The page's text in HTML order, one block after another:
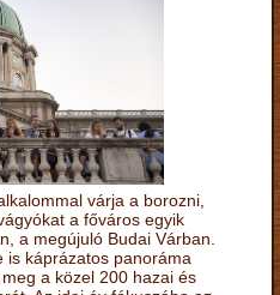
várja a borozni,
a főváros egyik
a megújuló Budai Várban.
is káprázatos panoráma
a közel 200 hazai és